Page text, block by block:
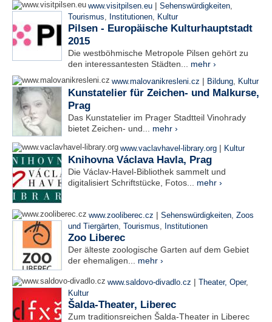
www.visitpilsen.eu | Sehenswürdigkeiten,
Tourismus, Institutionen, Kultur
Pilsen - Europäische Kulturhauptstadt
2015
Die westböhmische Metropole Pilsen gehört zu
den interessantesten Städten... mehr ›
www.malovanikresleni.cz | Bildung, Kultur
Kunstatelier für Zeichen- und Malkurse,
Prag
Das Kunstatelier im Prager Stadtteil Vinohrady
bietet Zeichen- und... mehr ›
www.vaclavhavel-library.org | Kultur
Knihovna Václava Havla, Prag
Die Václav-Havel-Bibliothek sammelt und
digitalisiert Schriftstücke, Fotos... mehr ›
www.zooliberec.cz | Sehenswürdigkeiten, Zoos
und Tiergärten, Tourismus, Institutionen
Zoo Liberec
Der älteste zoologische Garten auf dem Gebiet
der ehemaligen... mehr ›
www.saldovo-divadlo.cz | Theater, Oper,
Kultur
Šalda-Theater, Liberec
Zum traditionsreichen Šalda-Theater in Liberec